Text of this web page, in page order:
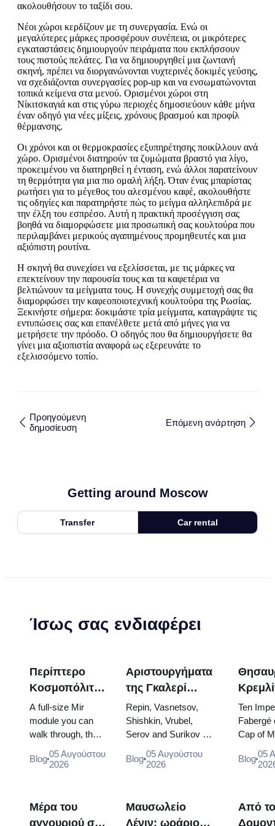
ακολουθήσουν το ταξίδι σου.
Νέοι χώροι κερδίζουν με τη συνεργασία. Ενώ οι
μεγαλύτερες μάρκες προσφέρουν συνέπεια, οι μικρότερες
εγκαταστάσεις δημιουργούν πειράματα που εκπλήσσουν
τους πιστούς πελάτες. Για να δημιουργηθεί μια ζωντανή
σκηνή, πρέπει να διοργανώνονται νυχτερινές δοκιμές γεύσης,
να σχεδιάζονται συνεργασίες pop-up και να ενσωματώνονται
τοπικά κείμενα στα μενού. Ορισμένοι χώροι στη
Νίκιτσκαγιά και στις γύρω περιοχές δημοσιεύουν κάθε μήνα
έναν οδηγό για νέες μίξεις, χρόνους βρασμού και προφίλ
θέρμανσης.
Οι χρόνοι και οι θερμοκρασίες εξυπηρέτησης ποικίλλουν ανά
χώρο. Ορισμένοι διατηρούν τα ζυμώματα βραστό για λίγο,
προκειμένου να διατηρηθεί η ένταση, ενώ άλλοι παρατείνουν
τη θερμότητα για μια πιο ομαλή λήξη. Όταν ένας μπαρίστας
ρωτήσει για το μέγεθος του αλεσμένου καφέ, ακολουθήστε
τις οδηγίες και παρατηρήστε πώς το μείγμα αλληλεπιδρά με
την έλξη του εσπρέσο. Αυτή η πρακτική προσέγγιση σας
βοηθά να διαμορφώσετε μια προσωπική σας κουλτούρα που
περιλαμβάνει μερικούς αγαπημένους προμηθευτές και μια
αξιόπιστη ρουτίνα.
Η σκηνή θα συνεχίσει να εξελίσσεται, με τις μάρκες να
επεκτείνουν την παρουσία τους και τα καφετέρια να
βελτιώνουν τα μείγματα τους. Η συνεχής συμμετοχή σας θα
διαμορφώσει την καφεοποιοτεχνική κουλτούρα της Ρωσίας.
Ξεκινήστε σήμερα: δοκιμάστε τρία μείγματα, καταγράψτε τις
εντυπώσεις σας και επανέλθετε μετά από μήνες για να
μετρήσετε την πρόοδο. Ο οδηγός που θα δημιουργήσετε θα
γίνει μια αξιοπιστία αναφορά ως εξερευνάτε το
εξελισσόμενο τοπίο.
Προηγούμενη
δημοσίευση
Επόμενη ανάρτηση
Getting around Moscow
Transfer Car rental
Ίσως σας ενδιαφέρει
Περίπτερο
Κοσμοπόλιταν
(Kosmos
Pavilion) στην
VDNKh: Στη
μεγαλύτερη
έκθεση
της Ρωσίας
A full-size Mir
module you can
walk through, the
model, scorched
flight...
Blog05 Αυγούστου
2026
Αριστουργήματα
της Γκαλερί
Τρετιακόφ: Οι
Πίνακες που
Αξίζει να
Προγραμματίσετε
Γύρω τους
Repin, Vasnetsov,
Shishkin, Vrubel,
Serov and Surikov —
people, where they
Blog 05 Αυγούστου
2026
Αυγά
Στέψης
Ten
Fabergé
Cap of
of two
Blog05
Μέρα του
αγγουριού στο
Μαυσωλείο
Λένιν: ωράριο
Από το